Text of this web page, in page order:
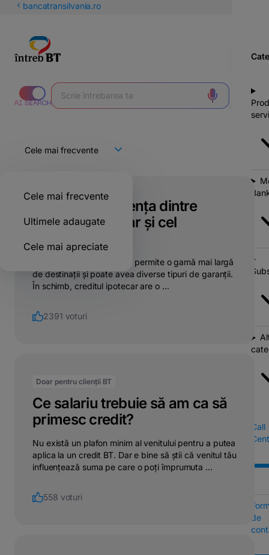
latineștibancatransilvania.ro
Call
de
Cele mai frecvente
Ultimele adaugate
Cele mai apreciate
Care este diferența dintre
creditul imobiliar și cel
ipotecar?
Pe scurt, creditul imobiliar permite o gamă mai largă
de destinații și poate avea diverse tipuri de garanții.
În schimb, creditul ipotecar are o ...
2391 voturi
Doar pentru clienții BT
Ce salariu trebuie să am ca să
primesc credit?
Nu există un plafon minim al venitului pentru a putea
aplica la un credit BT. Dar e bine să știi că venitul tău
influențează suma pe care o poți împrumuta ...
558 voturi